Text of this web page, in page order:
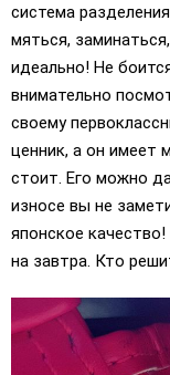
система
мяться,
идеально! Не
внимательно
своему
ценник, а он имеет
стоит. Его можно
износе вы не
японское
на завтра. Кто